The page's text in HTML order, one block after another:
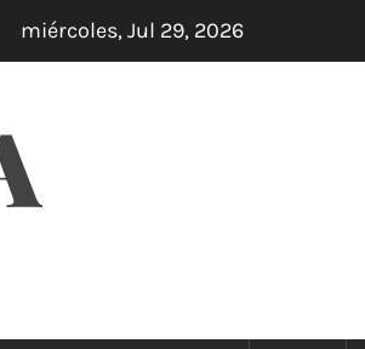
Negra: el unipersonal que se ríe de los
miércoles, Jul 29, 2026